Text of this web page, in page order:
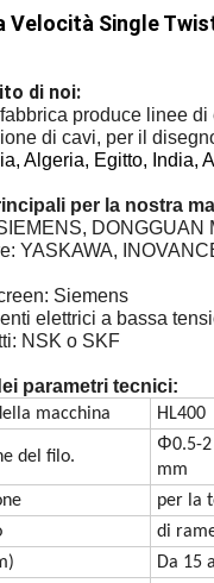
Velocità Single
di noi:
produce linee
di cavi, per il
Algeria, Egitto, India,
per la nostra
DONGGUAN
YASKAWA,
Siemens
elettrici a bassa
NSK o SKF
parametri tecnici:
macchina HL400
del filo.
Φ0.5-2
mm
per la
di
Da 15